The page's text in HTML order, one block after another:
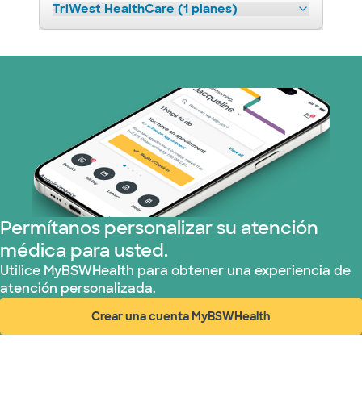
TriWest HealthCare (1 planes)
Permítanos personalizar su atención
médica para usted.
Utilice MyBSWHealth para obtener una experiencia de
atención personalizada.
Crear una cuenta MyBSWHealth
(abre en ventana nueva)